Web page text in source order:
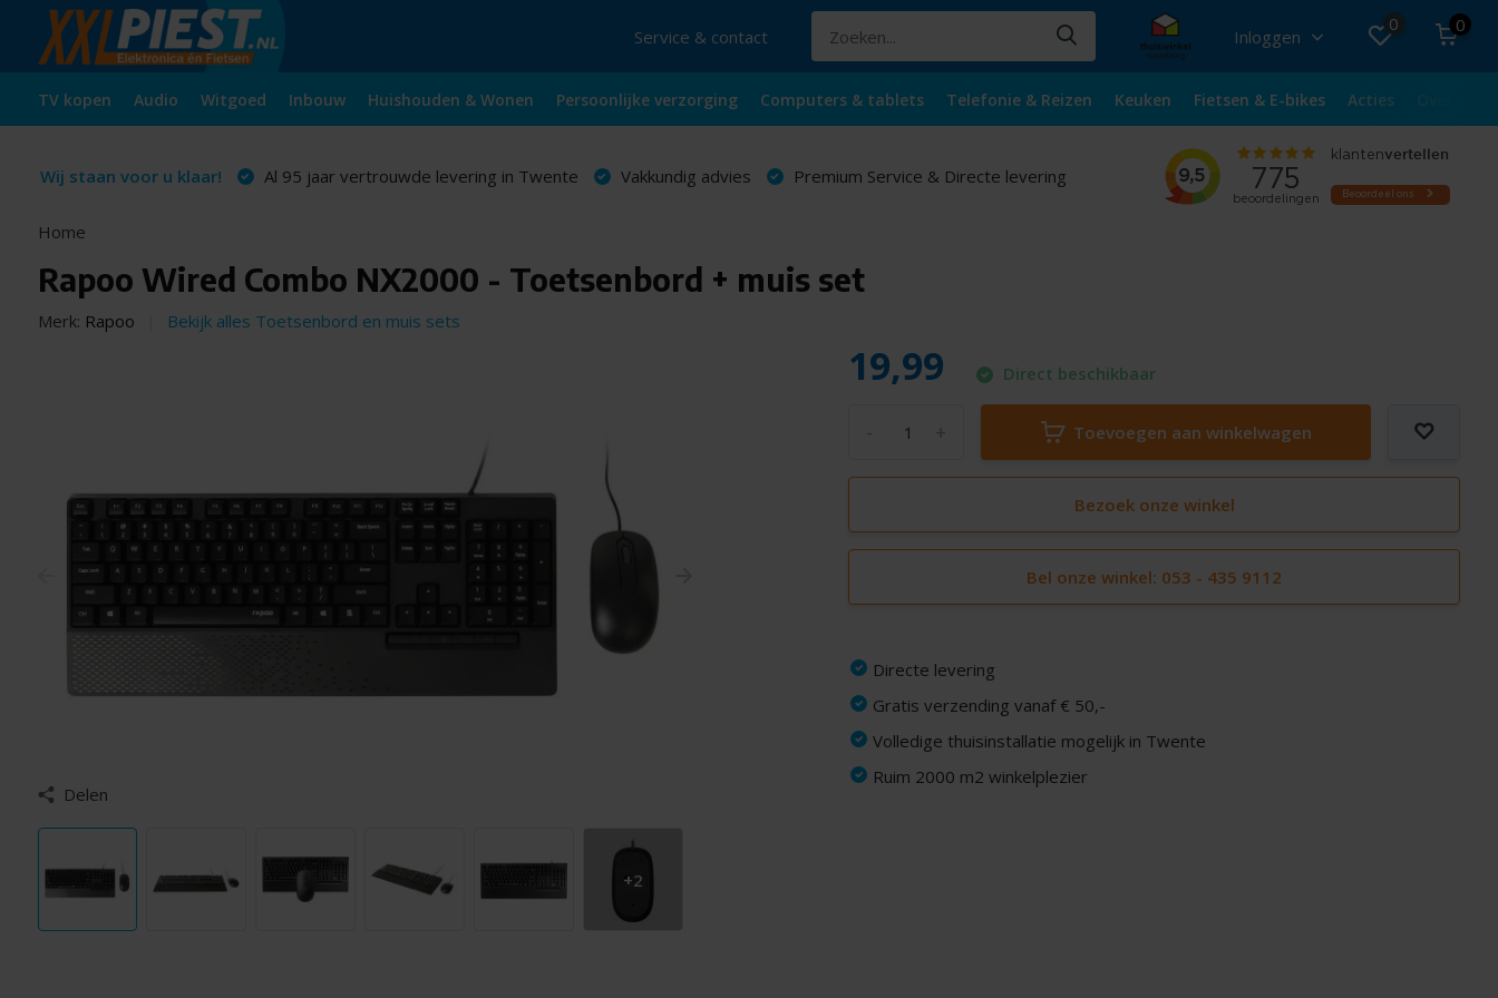
Service & contact Inloggen
0 0
TV kopen Audio Witgoed Inbouw Huishouden & Wonen Persoonlijke verzorging Computers & tablets Telefonie & Reizen Keuken Fietsen & E-bikes Acties
Wij staan voor u klaar! Al 95 jaar vertrouwde levering in Twente Vakkundig advies Premium Service & Directe levering
Home
Rapoo Wired Combo NX2000 - Toetsenbord + muis set
Merk: Rapoo Bekijk alles Toetsenbord en muis sets
Delen
+2
19,99 Direct beschikbaar
Toevoegen aan winkelwagen
Bezoek onze winkel
Bel onze winkel: 053 - 435 9112
Directe levering
Gratis verzending vanaf € 50,-
Volledige thuisinstallatie mogelijk in Twente
Ruim 2000 m2 winkelplezier